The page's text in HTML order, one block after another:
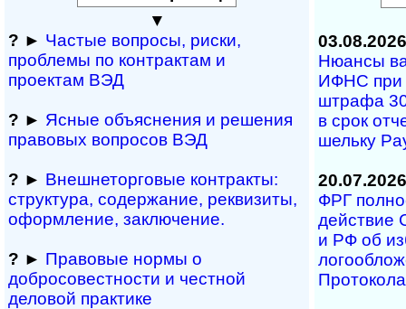
▼
? ► Частые вопросы, рис­ки,
проблемы по конт­рактам и
проектам ВЭД
? ► Ясные объяснения и решения
правовых вопросов ВЭД
? ► Внешнеторговые контракты:
структура, содержание, реквизиты,
оформление, заключение.
? ► Правовые нормы о
добросовестности и чест­ной
деловой практике
03.08.2026
Нюансы
ИФНС при
штра­фа
в срок
ше­ль­ку
20.07.2026
ФРГ
дей­ст­вие
и РФ об